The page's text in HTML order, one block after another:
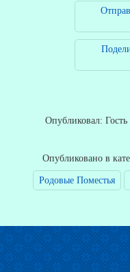
Опубликовал:
Опубликовано в
Родовые Поместья